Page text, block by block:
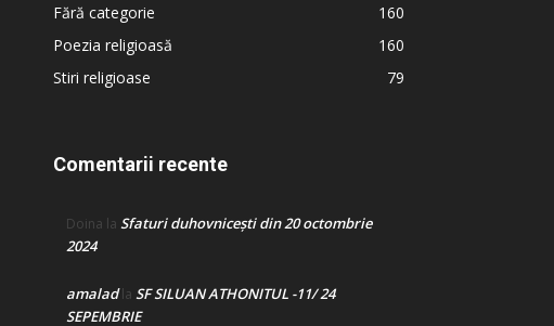
Fără categorie
160
Poezia religioasă
160
Stiri religioase
79
Comentarii recente
Doina la Sfaturi duhovnicești din 20 octombrie
2024
amaladla SF SILUAN ATHONITUL -11/ 24
SEPEMBRIE